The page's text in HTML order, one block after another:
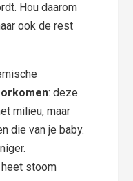
Hou daarom
ook de rest
: deze
milieu, maar
die van je baby.
stoom